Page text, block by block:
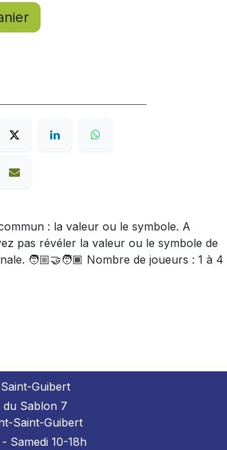
: la valeur ou le symbole. A
pas révéler la valeur ou le symbole de
🧑🏼‍🤝‍🧑🏾 Nombre de joueurs : 1 à 4
Guibert
du Sablon 7
Saint-Guibert
Samedi 10-18h